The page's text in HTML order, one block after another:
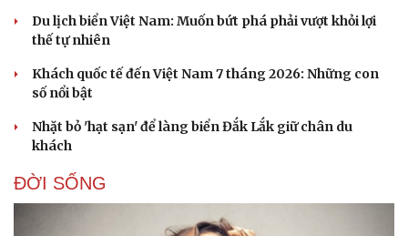
Du lịch biển Việt Nam: Muốn bứt phá phải vượt khỏi lợi
thế tự nhiên
Khách quốc tế đến Việt Nam 7 tháng 2026: Những con
số nổi bật
Nhặt bỏ 'hạt sạn' để làng biển Đắk Lắk giữ chân du
khách
ĐỜI SỐNG